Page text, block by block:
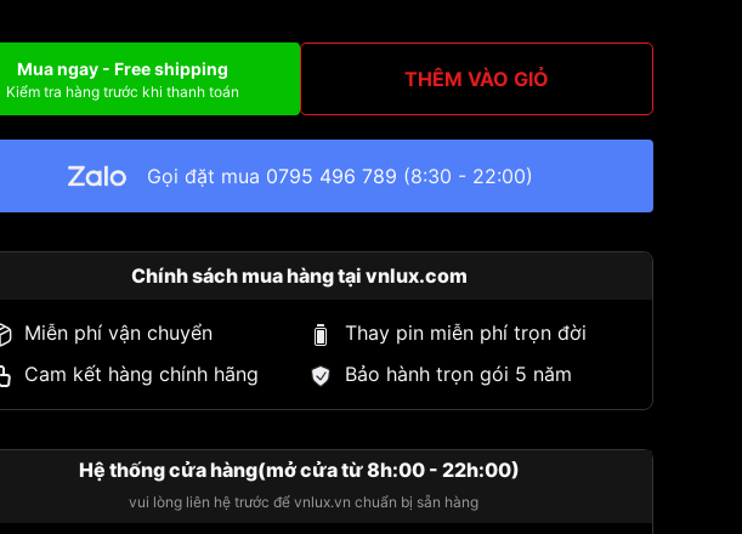
Mua ngay - Free shipping
Kiểm tra hàng trước khi thanh toán THÊM VÀO GIỎ
Gọi đặt mua 0795 496 789 (8:30 - 22:00)
Chính sách mua hàng tại vnlux.com
Miễn phí vận chuyển
Thay pin miễn phí trọn đời
Cam kết hàng chính hãng
Bảo hành trọn gói 5 năm
Hệ thống cửa hàng(mở cửa từ 8h:00 - 22h:00)
vui lòng liên hệ trước để vnlux.vn chuẩn bị sẵn hàng